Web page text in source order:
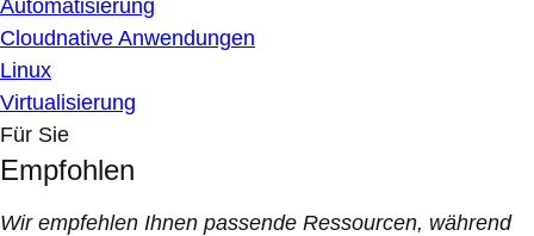
Automatisierung
Cloudnative Anwendungen
Linux
Virtualisierung
Für Sie
Empfohlen
Wir empfehlen Ihnen passende Ressourcen, während